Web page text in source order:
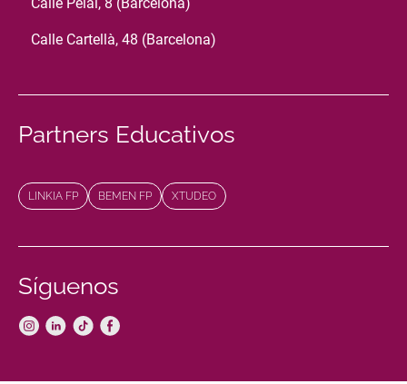
Calle Cartellà, 48 (Barcelona)
Partners Educativos
LINKIA FP BEMEN FP XTUDEO
Síguenos